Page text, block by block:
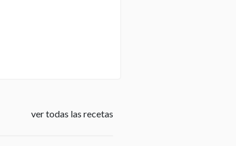
ver todas las recetas